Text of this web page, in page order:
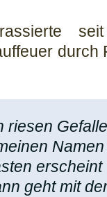
durch
riesen
geht mit